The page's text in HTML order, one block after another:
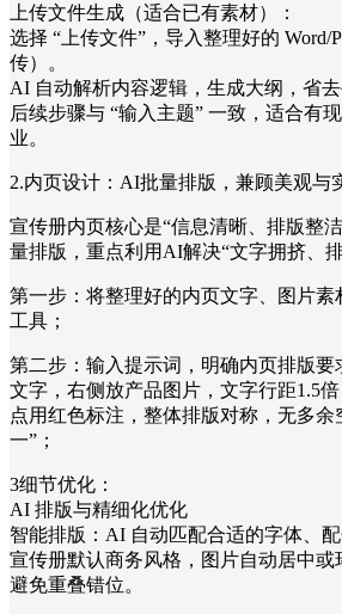
上传文件生成（适合已有素材）：
选择 “上传文件”，导入整理好的 Word/
传）。
AI 自动解析内容逻辑，生成大纲，省去
后续步骤与 “输入主题” 一致，适合有
业。
2.内页设计：AI批量排版，兼顾美观与
宣传册内页核心是“信息清晰、排版整
量排版，重点利用AI解决“文字拥挤、
第一步：将整理好的内页文字、图片
工具；
第二步：输入提示词，明确内页排版要
文字，右侧放产品图片，文字行距1.5
点用红色标注，整体排版对称，无多
一”；
3细节优化：
AI 排版与精细化优化
智能排版：AI 自动匹配合适的字体、
宣传册默认商务风格，图片自动居中或
避免重叠错位。